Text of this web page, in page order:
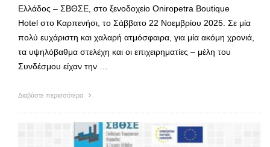
Ελλάδος – ΣΒΘΣΕ, στο ξενοδοχείο Oniropetra Boutique
Hotel στο Καρπενήσι, το Σάββατο 22 Νοεμβρίου 2025. Σε μία
πολύ ευχάριστη και χαλαρή ατμόσφαιρα, για μία ακόμη χρονιά,
τα υψηλόβαθμα στελέχη και οι επιχειρηματίες – μέλη του
Συνδέσμου είχαν την …
Διαβάστε περισσότερα